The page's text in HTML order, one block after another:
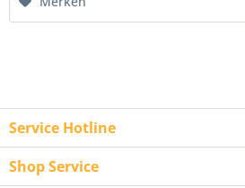
Service Hotline
Shop Service